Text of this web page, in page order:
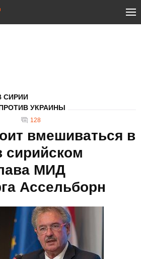
СИРИИ
УКРАИНЫ
128
вмешиваться в
сирийском
МИД
Ассельборн